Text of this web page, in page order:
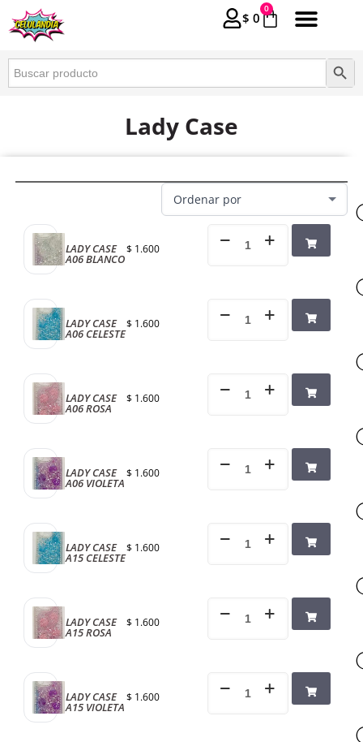
$ 0
0
Buscar: Botón
Lady Case
LADY CASE
A06 BLANCO
$ 1.600
LADY CASE
A06 CELESTE
$ 1.600
LADY CASE
A06 ROSA
$ 1.600
LADY CASE
A06 VIOLETA
$ 1.600
LADY CASE
A15 CELESTE
$ 1.600
LADY CASE
A15 ROSA
$ 1.600
LADY CASE
A15 VIOLETA
$ 1.600